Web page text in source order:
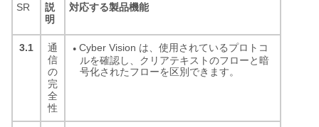
SR
説
明
対応する製品機能
3.1
通
信
の
完
全
性
● Cyber Vision は、使用されているプロトコ
ルを確認し、クリアテキストのフローと暗
号化されたフローを区別できます。